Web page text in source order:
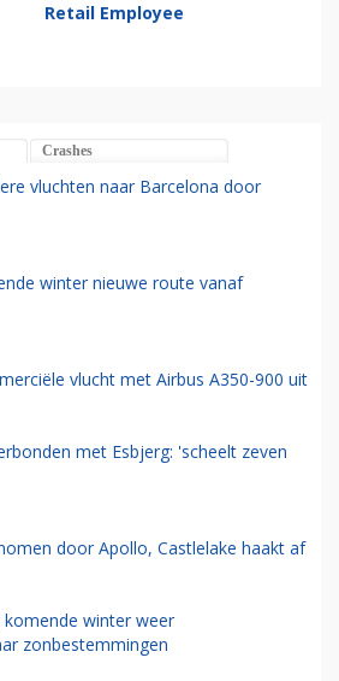
Retail Employee
Crashes
vluchten naar Barcelona door
winter nieuwe route vanaf
vlucht met Airbus A350-900 uit
met Esbjerg: 'scheelt zeven
door Apollo, Castlelake haakt af
winter weer
zonbestemmingen